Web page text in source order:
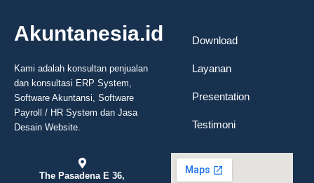
Akuntanesia.id
Kami adalah konsultan penjualan
dan konsultasi ERP System,
Software Akuntansi, Software
Payroll / HR System dan Jasa
Desain Website.
The Pasadena E 36,
Download
Layanan
Presentation
Testimoni